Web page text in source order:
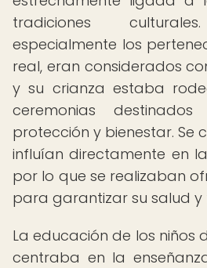
tradiciones
especialmente los
real, eran considerados
y su crianza estaba
ceremonias
protección y bienestar. Se
influían directamente en
por lo que se realizaban
para garantizar su salud y
La educación de los niños
centraba en la